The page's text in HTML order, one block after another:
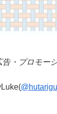
・プロモー